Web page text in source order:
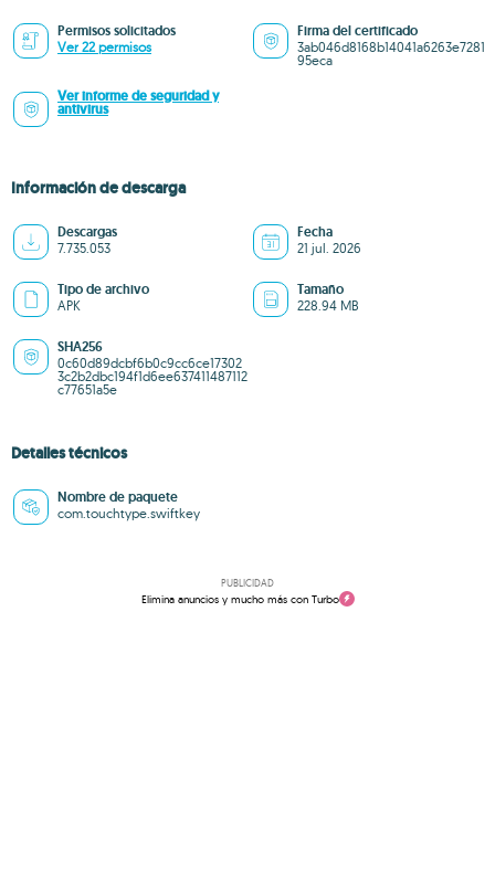
Permisos solicitados
Ver 22 permisos
Firma del certificado
3ab046d8168b14041a6263e7281
95eca
Ver informe de seguridad y
antivirus
Información de descarga
Descargas
7.735.053
Fecha
21 jul. 2026
Tipo de archivo
APK
Tamaño
228.94 MB
SHA256
0c60d89dcbf6b0c9cc6ce17302
3c2b2dbc194f1d6ee637411487112
c77651a5e
Detalles técnicos
Nombre de paquete
com.touchtype.swiftkey
PUBLICIDAD
Elimina anuncios y mucho más con Turbo